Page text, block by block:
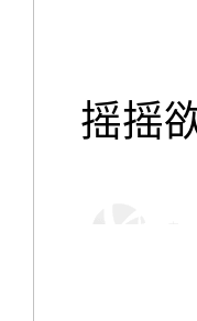
摇摇